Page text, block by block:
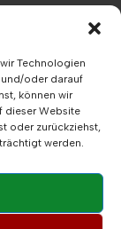
Technologien
oder darauf
können wir
dieser Website
oder zurückziehst,
werden.